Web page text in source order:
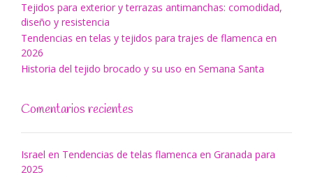
Tejidos para exterior y terrazas antimanchas: comodidad,
diseño y resistencia
Tendencias en telas y tejidos para trajes de flamenca en
2026
Historia del tejido brocado y su uso en Semana Santa
Comentarios recientes
Israel en Tendencias de telas flamenca en Granada para
2025